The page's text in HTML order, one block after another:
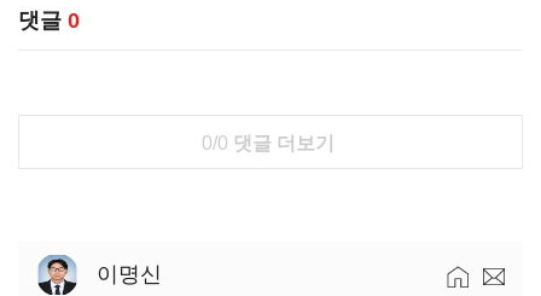
댓글 0
0/0 댓글 더보기
이명신